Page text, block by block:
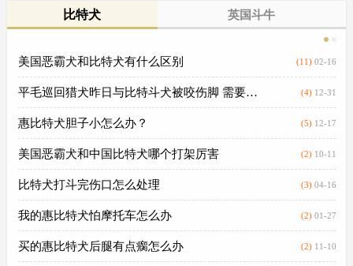
整的威风凛凛呢？其实比特身上从
出生就留着一个“战士”的血液，可
代繁衍出来。
让我们一起了解一下。据了解所有
的欧洲犬都与拳狮犬有关系...
比特犬配下司犬什么样
比特犬
美国恶霸犬和比特犬有什么区别
平毛巡回猎犬昨日与比特斗犬被咬伤脚 需要治疗吗？.
惠比特犬胆子小怎么办？
美国恶霸犬和中国比特犬哪个打架厉害
比特犬打斗完伤口怎么处理
我的惠比特犬怕摩托车怎么办